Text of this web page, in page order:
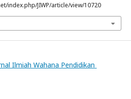
index.php/JIWP/article/view/10720
Ilmiah Wahana Pendidikan